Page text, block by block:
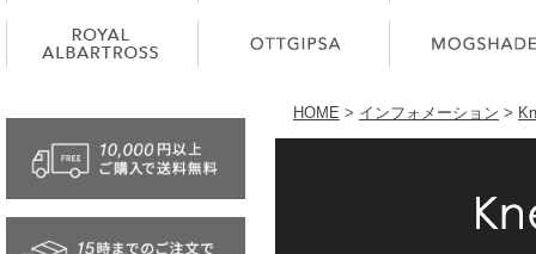
HOME > インフォメーション >